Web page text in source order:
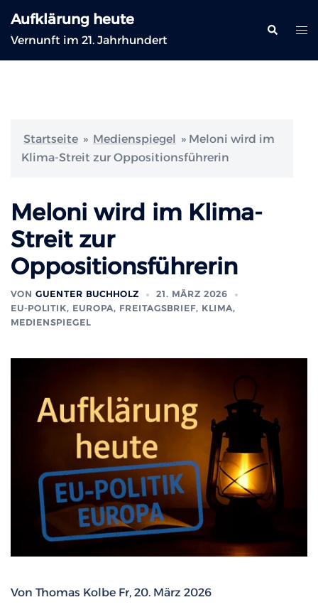
Inhalt
springen
Aufklärung heute
Vernunft im 21. Jahrhundert
Suche
Startseite » Medienspiegel » Meloni wird im
Klima-Streit zur Oppositionsführerin
Meloni wird im Klima-
Streit zur
Oppositionsführerin
VON GUENTER BUCHHOLZ
21. MÄRZ 2026
EU-POLITIK, EUROPA, FREITAGSBRIEF, KLIMA,
MEDIENSPIEGEL
Von Thomas Kolbe Fr, 20. März 2026